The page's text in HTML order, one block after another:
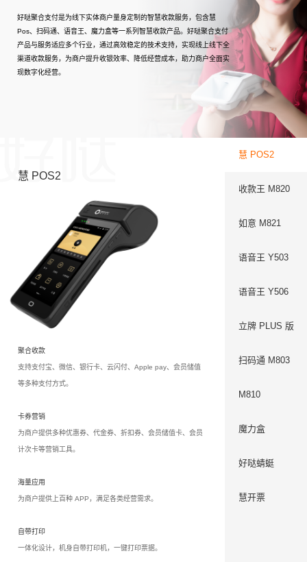
好哒聚合支付是为线下实体商户量身定制的智慧收款服务，包含慧
Pos、扫码通、语音王、魔力盒等一系列智慧收款产品。好哒聚合支付
产品与服务适应多个行业，通过高效稳定的技术支持，实现线上线下全
渠道收款服务，为商户提升收银效率、降低经营成本，助力商户全面实
现数字化经营。
慧 POS2
聚合收款
支持支付宝、微信、银行卡、云闪付、Apple pay、会员储值
等多种支付方式。
卡券营销
为商户提供多种优惠券、代金券、折扣券、会员储值卡、会员
计次卡等营销工具。
海量应用
为商户提供上百种 APP，满足各类经营需求。
自带打印
一体化设计，机身自带打印机，一键打印票据。
慧 POS2
收款王 M820
如意 M821
语音王 Y503
语音王 Y506
立牌 PLUS 版
扫码通 M803
M810
魔力盒
好哒蜻蜓
慧开票